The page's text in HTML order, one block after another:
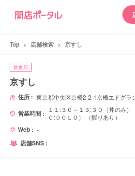
Top > 店舗検索 > 京すし
飲食店
京すし
住所 : 東京都中央区京橋2-2-1京橋エドグラ
営業時間 :
１１:３０～１３:３０（丼のみ）
０:００ＬＯ） （握りあり）
Web : -
店舗SNS :